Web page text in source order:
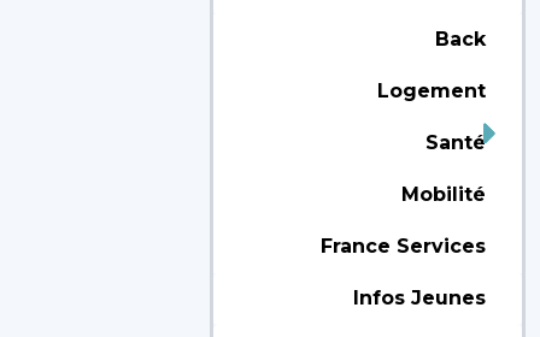
Back
Logement
Santé
Mobilité
France Services
Infos Jeunes